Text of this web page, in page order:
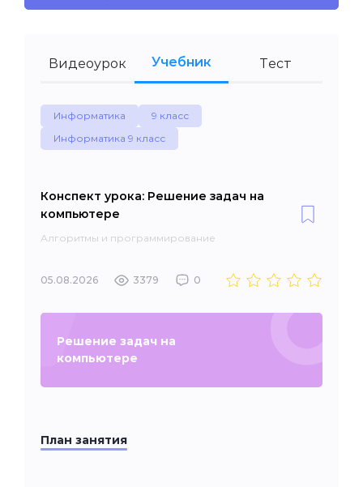
Видеоурок Учебник Тест
Информатика
9 класс
Информатика 9 класс
Конспект урока: Решение задач на
компьютере
Алгоритмы и программирование
05.08.2026 3379 0
Решение задач на
компьютере
План занятия